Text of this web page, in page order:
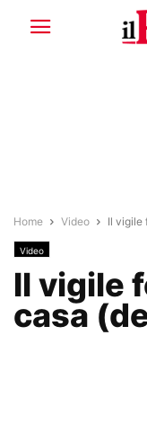
Home Video Il vigile
Video
Il vigile
casa